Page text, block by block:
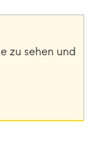
zu sehen und